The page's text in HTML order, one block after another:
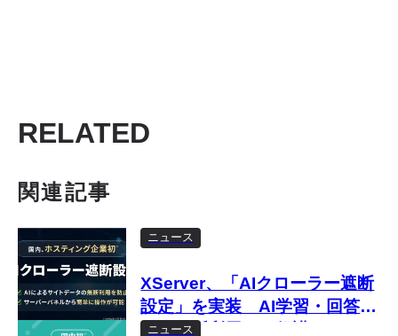
RELATED
関連記事
ニュース
XServer、「AIクローラー遮断
設定」を実装 AI学習・回答生
成の無断利用から保護
ニュース